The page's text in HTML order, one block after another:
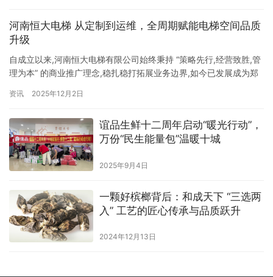
河南恒大电梯 从定制到运维，全周期赋能电梯空间品质
升级
自成立以来,河南恒大电梯有限公司始终秉持 “策略先行,经营致胜,管
理为本” 的商业推广理念,稳扎稳打拓展业务边界,如今已发展成为郑
服务企业。公司办公地址坐落于郑州市郑东新区康平路万通街交叉
支撑。多年来,公司始终坚守 “依法经营,规范管理” 的…
资讯 2025年12月2日
谊品生鲜十二周年启动“暖光行动”，
万份“民生能量包”温暖十城
2025年9月4日
一颗好槟榔背后：和成天下 “三选两
入” 工艺的匠心传承与品质跃升
2024年12月13日